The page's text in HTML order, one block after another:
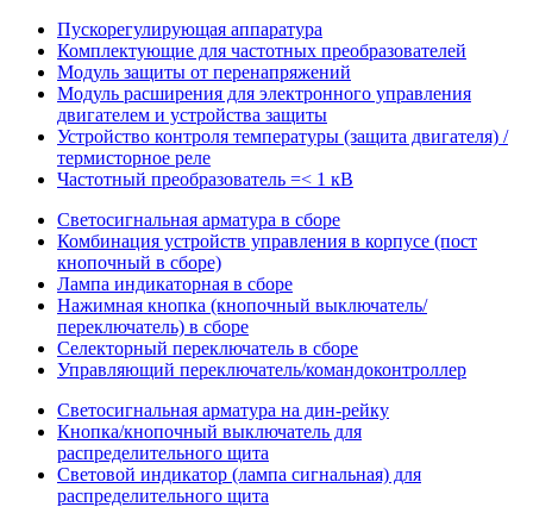
Пускорегулирующая аппаратура
Комплектующие для частотных преобразователей
Модуль защиты от перенапряжений
Модуль расширения для электронного управления
двигателем и устройства защиты
Устройство контроля температуры (защита двигателя) /
термисторное реле
Частотный преобразователь =< 1 кВ
Светосигнальная арматура в сборе
Комбинация устройств управления в корпусе (пост
кнопочный в сборе)
Лампа индикаторная в сборе
Нажимная кнопка (кнопочный выключатель/
переключатель) в сборе
Селекторный переключатель в сборе
Управляющий переключатель/командоконтроллер
Светосигнальная арматура на дин-рейку
Кнопка/кнопочный выключатель для
распределительного щита
Световой индикатор (лампа сигнальная) для
распределительного щита